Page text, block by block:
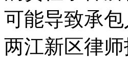
可能导致承
两江新区律